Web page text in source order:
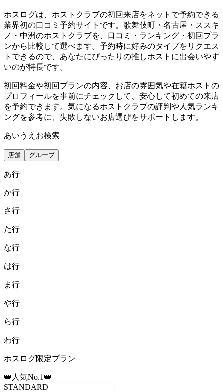
ホスログは、ホストクラブの初回来店をネットで予約できる
業界初の口コミ予約サイトです。歌舞伎町・名古屋・ススキ
ノ・中洲のホストクラブを、口コミ・ランキング・初回プラ
ンから比較して選べます。予約時に好みのタイプをリクエス
トできるので、あなたにぴったりの推しホストに出会いやす
いのが特長です。
初回料金や初回プランの内容、お店の雰囲気や在籍ホストの
プロフィールを事前にチェックして、安心して初めての来店
を予約できます。気になるホストクラブの評判や人気ランキ
ングを参考に、失敗しないお店選びをサポートします。
あいうえお検索
店舗 グループ
あ行
か行
さ行
た行
な行
は行
ま 行
や行
ら行
わ行
ホスログ限定プラン
👑人気No.1👑
STANDARD